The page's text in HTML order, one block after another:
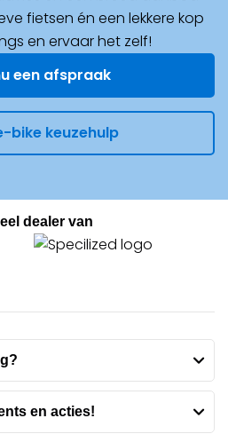
fietsen én een lekkere kop
en ervaar het zelf!
een afspraak
bike keuzehulp
dealer van
en acties!